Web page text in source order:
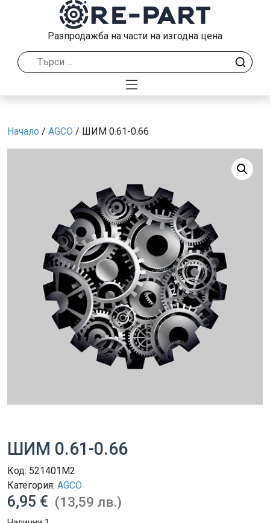
Разпродажба на части на изгодна цена
Начало / AGCO / ШИМ 0.61-0.66
ШИМ 0.61-0.66
Код: 521401M2
Категория: AGCO
6,95 € (13,59 лв.)